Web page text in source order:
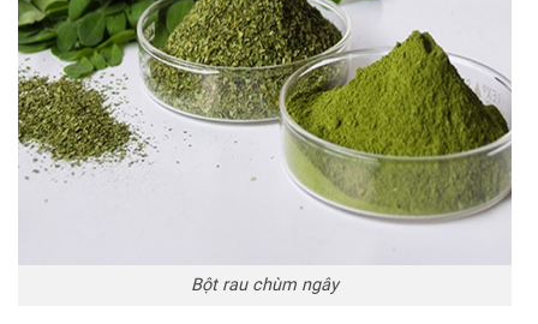
Bột rau chùm ngây